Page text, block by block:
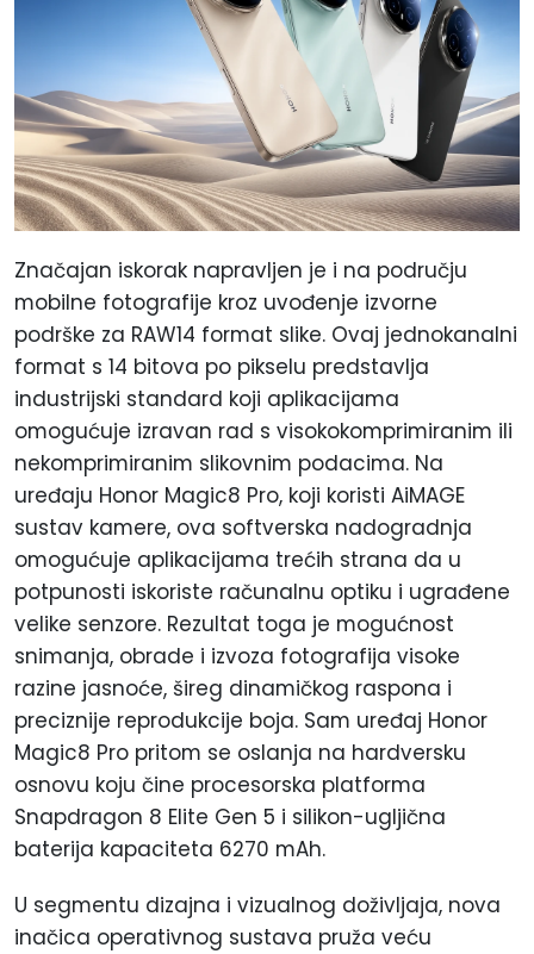
Značajan iskorak napravljen je i na području
mobilne fotografije kroz uvođenje izvorne
podrške za RAW14 format slike. Ovaj jednokanalni
format s 14 bitova po pikselu predstavlja
industrijski standard koji aplikacijama
omogućuje izravan rad s visokokomprimiranim ili
nekomprimiranim slikovnim podacima. Na
uređaju Honor Magic8 Pro, koji koristi AiMAGE
sustav kamere, ova softverska nadogradnja
omogućuje aplikacijama trećih strana da u
potpunosti iskoriste računalnu optiku i ugrađene
velike senzore. Rezultat toga je mogućnost
snimanja, obrade i izvoza fotografija visoke
razine jasnoće, šireg dinamičkog raspona i
preciznije reprodukcije boja. Sam uređaj Honor
Magic8 Pro pritom se oslanja na hardversku
osnovu koju čine procesorska platforma
Snapdragon 8 Elite Gen 5 i silikon-ugljična
baterija kapaciteta 6270 mAh.
U segmentu dizajna i vizualnog doživljaja, nova
inačica operativnog sustava pruža veću